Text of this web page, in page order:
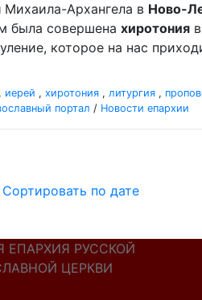
Михаила-Архангела в Ново-
была совершена хиротония
которое на нас
, иерей , хиротония , литургия ,
портал / Новости епархии
Сортировать по дате
ЕПАРХИЯ РУССКОЙ
ЦЕРКВИ